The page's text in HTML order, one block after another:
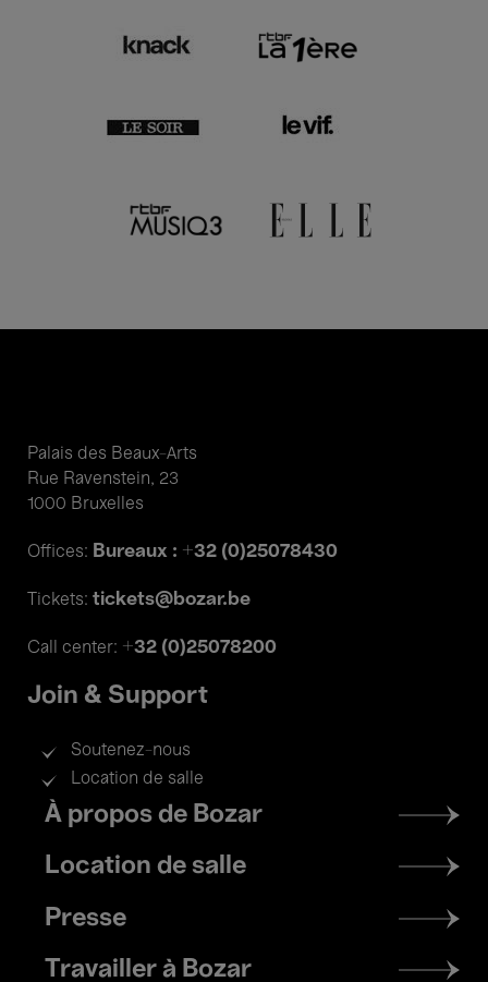
Palais des Beaux-Arts
Rue Ravenstein, 23
1000 Bruxelles
Offices: Bureaux : +32 (0)25078430
Tickets: tickets@bozar.be
Call center: +32 (0)25078200
Join & Support
Soutenez-nous
Location de salle
Footer
menu
À propos de Bozar
Location de salle
Presse
Travailler à Bozar